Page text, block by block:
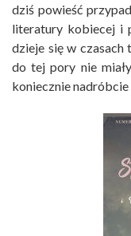
dziś powieść
literatury kobiecej i
dzieje się w czasach
do tej pory nie
koniecznie nadróbcie